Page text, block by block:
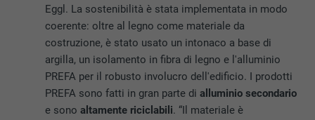
Eggl. La sostenibilità è stata implementata in modo
coerente: oltre al legno come materiale da
costruzione, è stato usato un intonaco a base di
argilla, un isolamento in fibra di legno e l'alluminio
PREFA per il robusto involucro dell'edificio. I prodotti
PREFA sono fatti in gran parte dialluminio secondario
e sonoaltamente riciclabili. “Il materiale è